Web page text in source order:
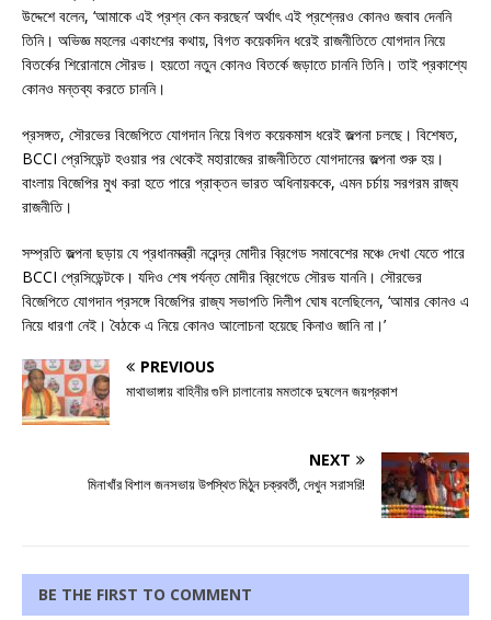
উদ্দেশে বলেন, ‘আমাকে এই প্রশ্ন কেন করছেন’ অর্থাৎ এই প্রশ্নেরও কোনও জবাব দেননি
তিনি। অভিজ্ঞ মহলের একাংশের কথায়, বিগত কয়েকদিন ধরেই রাজনীতিতে যোগদান নিয়ে
বিতর্কের শিরোনামে সৌরভ। হয়তো নতুন কোনও বিতর্কে জড়াতে চাননি তিনি। তাই প্রকাশ্যে
কোনও মন্তব্য করতে চাননি।
প্রসঙ্গত, সৌরভের বিজেপিতে যোগদান নিয়ে বিগত কয়েকমাস ধরেই জল্পনা চলছে। বিশেষত,
BCCI প্রেসিডেন্ট হওয়ার পর থেকেই মহারাজের রাজনীতিতে যোগদানের জল্পনা শুরু হয়।
বাংলায় বিজেপির মুখ করা হতে পারে প্রাক্তন ভারত অধিনায়ককে, এমন চর্চায় সরগরম রাজ্য
রাজনীতি।
সম্প্রতি জল্পনা ছড়ায় যে প্রধানমন্ত্রী নরেন্দ্র মোদীর ব্রিগেড সমাবেশের মঞ্চে দেখা যেতে পারে
BCCI প্রেসিডেন্টকে। যদিও শেষ পর্যন্ত মোদীর ব্রিগেডে সৌরভ যাননি। সৌরভের
বিজেপিতে যোগদান প্রসঙ্গে বিজেপির রাজ্য সভাপতি দিলীপ ঘোষ বলেছিলেন, ‘আমার কোনও এ
নিয়ে ধারণা নেই। বৈঠকে এ নিয়ে কোনও আলোচনা হয়েছে কিনাও জানি না।’
PREVIOUS
মাথাভাঙ্গায় বাহিনীর গুলি চালানোয় মমতাকে দুষলেন জয়প্রকাশ
NEXT
মিনাখাঁর বিশাল জনসভায় উপস্থিত মিঠুন চক্রবর্তী, দেখুন সরাসরি!
BE THE FIRST TO COMMENT